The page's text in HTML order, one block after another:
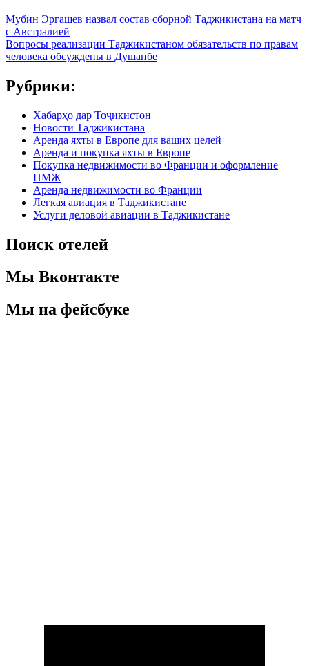
Мубин Эргашев назвал состав сборной Таджикистана на матч
с Австралией
Вопросы реализации Таджикистаном обязательств по правам
человека обсуждены в Душанбе
Рубрики:
Хабарҳо дар Тоҷикистон
Новости Таджикистана
Аренда яхты в Европе для ваших целей
Аренда и покупка яхты в Европе
Покупка недвижимости во Франции и оформление
ПМЖ
Аренда недвижимости во Франции
Легкая авиация в Таджикистане
Услуги деловой авиации в Таджикистане
Поиск отелей
Мы Вконтакте
Мы на фейсбуке